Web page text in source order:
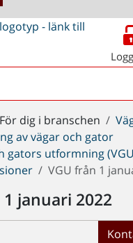
För dig i branschen
av vägar och gator
gators utformning
VGU från 1
januari 2022